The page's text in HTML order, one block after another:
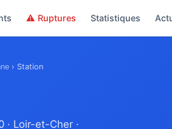
⚠ Ruptures Statistiques
› Station
· Loir-et-Cher ·